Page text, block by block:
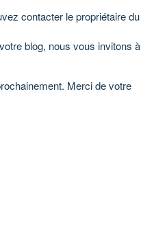
contacter le propriétaire du
blog, nous vous invitons à
Merci de votre